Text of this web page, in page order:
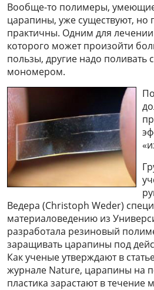
Вообще-то полимеры,
царапины, уже существуют, но
практичны. Одним для лечении
которого может произойти
пользы, другие надо поливать
мономером.
Ведера (Christoph Weder)
материаловедению из
разработала резиновый
заращивать царапины под
Как ученые утверждают в
журнале Nature, царапины на
пластика зарастают в течение